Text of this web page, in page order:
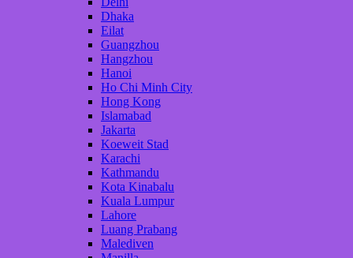
Dhaka
Eilat
Guangzhou
Hangzhou
Hanoi
Ho Chi Minh City
Hong Kong
Islamabad
Jakarta
Koeweit Stad
Karachi
Kathmandu
Kota Kinabalu
Kuala Lumpur
Lahore
Luang Prabang
Malediven